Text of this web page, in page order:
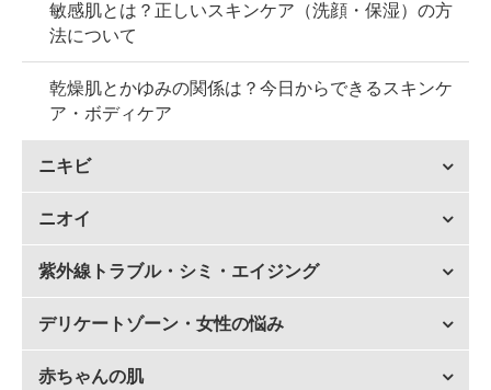
敏感肌とは？正しいスキンケア（洗顔・保湿）の方
法について
乾燥肌とかゆみの関係は？今日からできるスキンケ
ア・ボディケア
ニキビ
ニオイ
紫外線トラブル・シミ・エイジング
デリケートゾーン・女性の悩み
赤ちゃんの肌